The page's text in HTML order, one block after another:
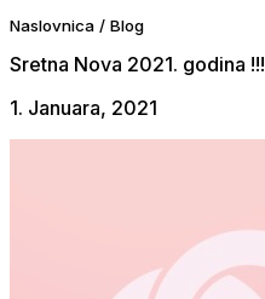
Naslovnica / Blog
Sretna Nova 2021. godina !!!
1. Januara, 2021